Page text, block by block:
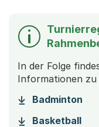
In der Folge
Informationen
Badminton
Basketball